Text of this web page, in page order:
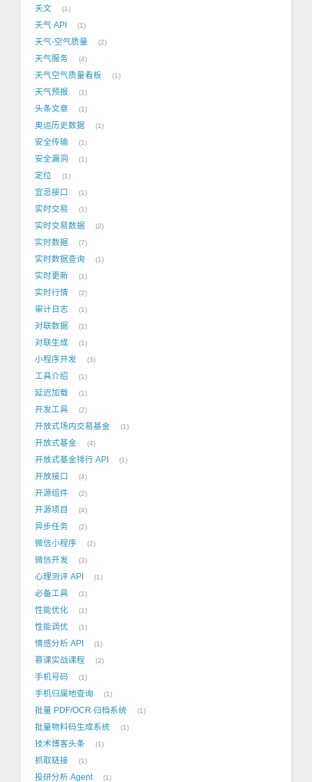
天文 1
天气 API 1
天气-空气质量 2
天气服务 4
天气空气质量看板 1
天气预报 1
头条文章 1
奥运历史数据 1
安全传输 1
安全漏洞 1
定位 1
宜忌接口 1
实时交易 1
实时交易数据 2
实时数据 7
实时数据查询 1
实时更新 1
实时行情 2
审计日志 1
对联数据 1
对联生成 1
小程序开发 3
工具介绍 1
延迟加载 1
开发工具 2
开放式场内交易基金 1
开放式基金 4
开放式基金排行 API 1
开放接口 4
开源组件 2
开源项目 4
异步任务 2
微信小程序 2
微信开发 3
心理测评 API 1
必备工具 1
性能优化 1
性能调优 1
情感分析 API 1
慕课实战课程 2
手机号码 1
手机归属地查询 1
批量 PDF/OCR 归档系统 1
批量物料码生成系统 1
技术博客头条 1
抓取链接 1
投研分析 Agent 1